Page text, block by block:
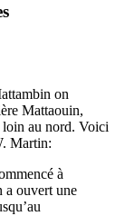
on
Mattaouin,
loin au nord. Voici
Martin:
à
a ouvert une